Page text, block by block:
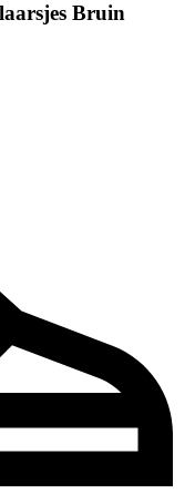
Bruin